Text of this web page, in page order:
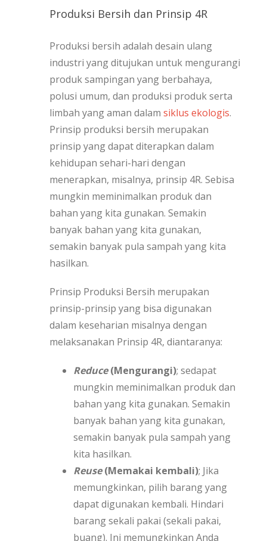
Produksi Bersih dan Prinsip 4R
Produksi bersih adalah desain ulang
industri yang ditujukan untuk mengurangi
produk sampingan yang berbahaya,
polusi umum, dan produksi produk serta
limbah yang aman dalam siklus ekologis.
Prinsip produksi bersih merupakan
prinsip yang dapat diterapkan dalam
kehidupan sehari-hari dengan
menerapkan, misalnya, prinsip 4R. Sebisa
mungkin meminimalkan produk dan
bahan yang kita gunakan. Semakin
banyak bahan yang kita gunakan,
semakin banyak pula sampah yang kita
hasilkan.
Prinsip Produksi Bersih merupakan
prinsip-prinsip yang bisa digunakan
dalam keseharian misalnya dengan
melaksanakan Prinsip 4R, diantaranya:
Reduce(Mengurangi); sedapat
mungkin meminimalkan produk dan
bahan yang kita gunakan. Semakin
banyak bahan yang kita gunakan,
semakin banyak pula sampah yang
kita hasilkan.
Reuse(Memakai kembali); Jika
memungkinkan, pilih barang yang
dapat digunakan kembali. Hindari
barang sekali pakai (sekali pakai,
buang). Ini memungkinkan Anda